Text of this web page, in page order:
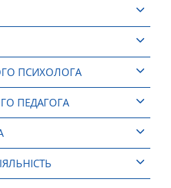
ПСИХОЛОГА
ПЕДАГОГА